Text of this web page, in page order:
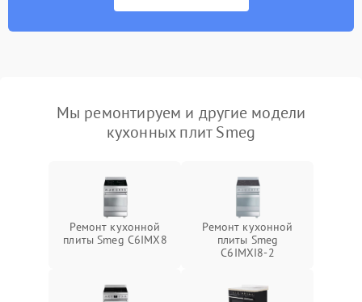
Мы ремонтируем и другие модели
кухонных плит Smeg
Ремонт кухонной
плиты Smeg C6IMX8
Ремонт кухонной
плиты Smeg
C6IMXI8-2